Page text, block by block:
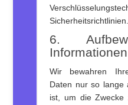
Sicherheitsrichtlinien.
6.
Informationen
Wir bewahren
Daten nur so lange
ist, um die